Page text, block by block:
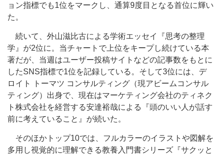
ョン指標でも1位をマークし、通算9度目となる首位に輝い
た。
続いて、外山滋比古による学術エッセイ『思考の整理
学』が2位に。当チャートで上位をキープし続けている本
著だが、当週はユーザー投稿サイトなどの記事数をもとに
したSNS指標で1位を記録している。そして3位には、デ
ロイト トーマツ コンサルティング（現アビームコンサル
ティング）出身で、現在はマーケティング会社のティネク
ト株式会社を経営する安達裕哉による『頭のいい人が話す
前に考えていること』が続いた。
そのほかトップ10では、フルカラーのイラストや図解を
多用し視覚的に理解できる教養入門書シリーズ『サクッと